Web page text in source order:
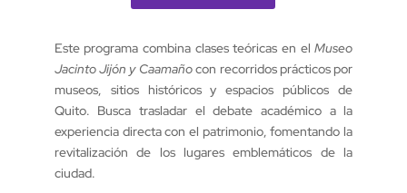
Este programa combina clases teóricas en elMuseo
Jacinto Jijón y Caamañocon recorridos prácticos por
museos, sitios históricos y espacios públicos de
Quito. Busca trasladar el debate académico a la
experiencia directa con el patrimonio, fomentando la
revitalización de los lugares emblemáticos de la
ciudad.